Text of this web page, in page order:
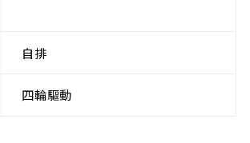
自排
四輪驅動